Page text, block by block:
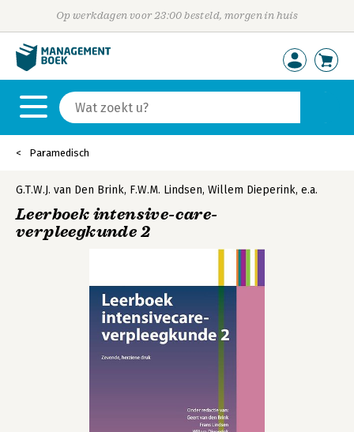
Op werkdagen voor 23:00 besteld, morgen in huis
Paramedisch
G.T.W.J. van Den Brink, F.W.M. Lindsen, Willem Dieperink, e.a.
Leerboek intensive-care-
verpleegkunde 2